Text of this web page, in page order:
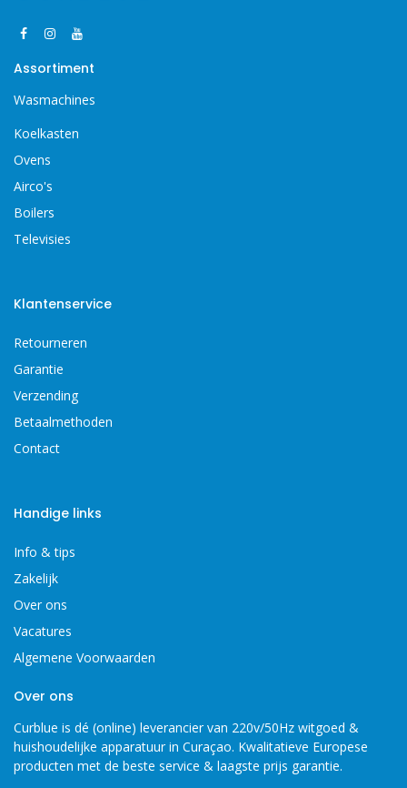
Assortiment
Wasmachines
Koelkasten
Ovens
Airco's
Boilers
Televisies
Klantenservice
Retourneren
Garantie
Verzending
Betaalmethoden
Contact
Handige links
Info & tips
Zakelijk
Over ons
Vacatures
Algemene Voorwaarden
Over ons
Curblue is dé (online) leverancier van 220v/50Hz witgoed &
huishoudelijke apparatuur in Curaçao. Kwalitatieve Europese
producten met de beste service & laagste prijs garantie.